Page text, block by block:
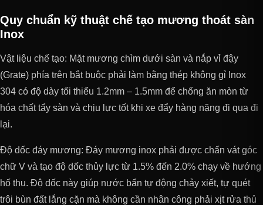
Quy chuẩn kỹ thuật chế tạo mương thoát sàn
Inox
Vật liệu chế tạo: Mặt mương chìm dưới sàn và nắp vỉ đậy
(Grate) phía trên bắt buộc phải làm bằng thép không gỉ Inox
304 có độ dày tối thiểu 1.2mm – 1.5mm để chống ăn mòn từ
hóa chất tẩy sàn và chịu lực tốt khi xe đẩy hàng nặng đi qua đi
lại.
Độ dốc đáy mương: Đáy mương inox phải được chấn vát góc
chữ V và tạo độ dốc thủy lực từ 1.5% đến 2.0% chạy về hướng
hố thu. Độ dốc này giúp nước bẩn tự động chảy xiết, tự quét
trôi bùn đất lắng cặn mà không cần nhân công phải xịt rửa thủ